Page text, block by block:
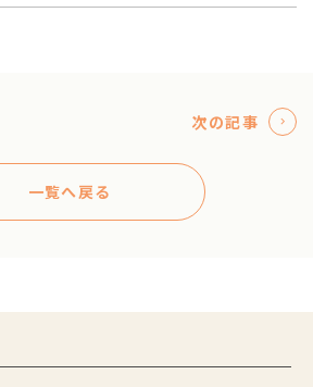
次の記事
一覧へ戻る